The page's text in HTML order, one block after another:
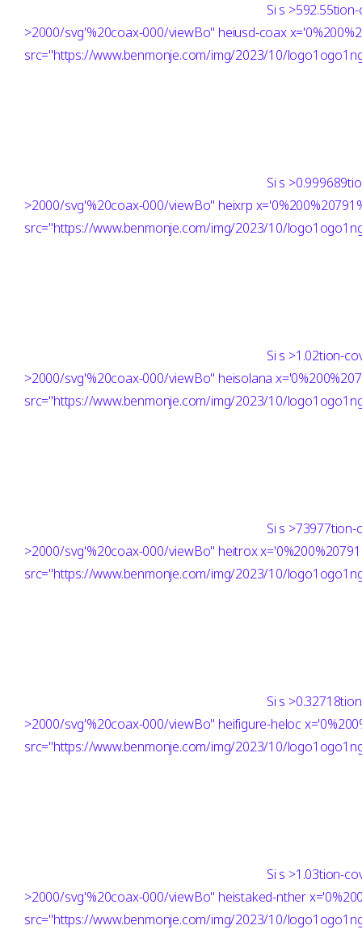
Si s
>2000/svg'%20coax-000/viewBo" heiusd-coax
src="https://www.benmonje.com/img/2023/10/
Si s
>2000/svg'%20coax-000/viewBo" heixrp
src="https://www.benmonje.com/img/2023/10/
Si s >1.02tion-
>2000/svg'%20coax-000/viewBo" heisolana
src="https://www.benmonje.com/img/2023/10/
Si s >73977tion-
>2000/svg'%20coax-000/viewBo" heitrox
src="https://www.benmonje.com/img/2023/10/
Si s
>2000/svg'%20coax-000/viewBo" heifigure-heloc
src="https://www.benmonje.com/img/2023/10/
Si s >1.03tion-
>2000/svg'%20coax-000/viewBo" heistaked-nther
src="https://www.benmonje.com/img/2023/10/